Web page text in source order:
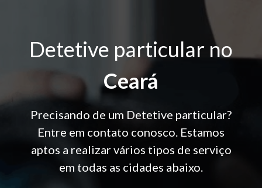
Detetive particular no
Ceará
Precisando de um Detetive particular?
Entre em contato conosco. Estamos
aptos a realizar vários tipos de serviço
em todas as cidades abaixo.